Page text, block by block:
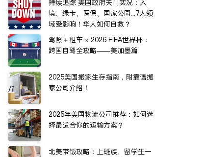
持续追踪 美国政府关门实况：入
境、绿卡、医保、国家公园...7大领
域受影响！华人如何自救？
驾照＋租车 × 2026 FIFA世界杯：
跨国自驾全攻略——美加墨篇
2025美国搬家生存指南，附靠谱搬
家公司介绍！
2025年美国物流公司推荐：如何选
择最适合你的运输方案？
北美带饭攻略：上班族、留学生一